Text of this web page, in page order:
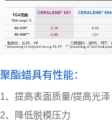
聚酯蜡具有性能：
1、提高表面质量/提高光泽
2、降低脱模压力